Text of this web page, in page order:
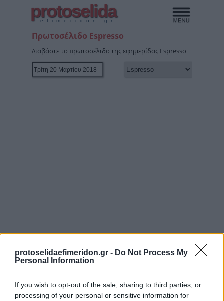
protoselidaefimeridon.gr - Do Not Process My
Personal Information
If you wish to opt-out of the sale, sharing to third parties, or
processing of your personal or sensitive information for
protoselida
efimeridon.gr
Πρωτοσέλιδο Espresso
Διαβάστε το πρωτοσέλιδο της εφημερίδας Espresso